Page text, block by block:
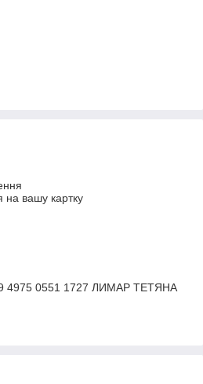
на вашу картку
4975 0551 1727 ЛИМАР ТЕТЯНА